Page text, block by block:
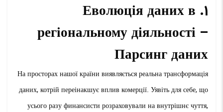
1. Еволюція даних в
регіональному діяльності –
Парсинг даних
На просторах нашої країни виявляється реальна трансформація
даних, котрій переінакшує вплив комерції. Уявіть для себе, що
усього разу финансисти розраховували на внутрішнє чуття,